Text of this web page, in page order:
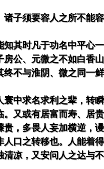
子须要容人之所不能
其时凡于功名中平心
公、元微之不如白香
不与淮阴、微之同一
中求名求利之辈，转
又或有居富而寿、居
，多畏人妄加横逆，
口之转移也。人能着
凉，又安问人之达与